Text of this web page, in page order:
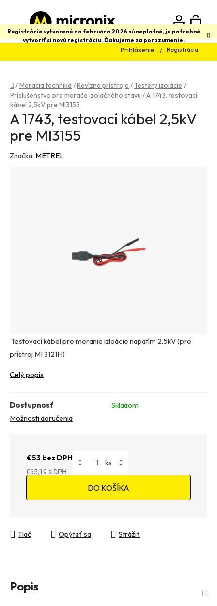
obsah
Registrácie vytvorené do februára 2026 sú neplatné, je potrebné
vytvoriť si novú registráciu. Ďakujeme za porozumenie.
Prihlásenie Registrácia
Hľadať
Domov
/Meracia technika /Revízne prístroje /Testery izolácie /
Príslušenstvo pre merače izolačného stavu /A 1743, testovací
kábel 2,5kV pre MI3155
Testovací kábel pre meranie izloácie napätím 2,5kV (pre
prístroj MI 3121H)
Celý popis
Dostupnosť
Skladom
Možnosti doručenia
€53 bez DPH
€65,19
DO KOŠÍKA
Tlač Opýtať sa Strážiť
A 1743, testovací kábel 2,5kV
pre MI3155
Značka: METREL
Popis